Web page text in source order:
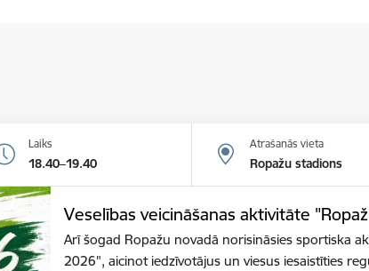
Laiks
18.40–19.40
Atrašanās vieta
Ropažu stadions
Veselības veicināšanas aktivitāte
Arī šogad Ropažu novadā norisināsies sportiska
2026", aicinot iedzīvotājus un viesus iesaistīties